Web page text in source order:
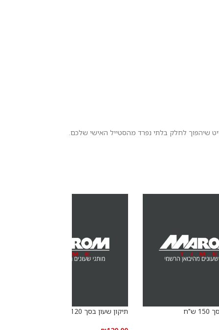
שיהפוך לחלק בלתי נפרד מהסטייל האישי שלכם.
תיקון שעון בסך 120 ש"ח